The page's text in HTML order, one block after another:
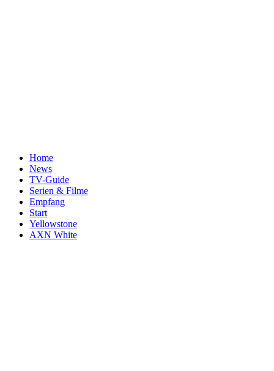
Home
News
TV-Guide
Serien & Filme
Empfang
Start
Yellowstone
AXN White